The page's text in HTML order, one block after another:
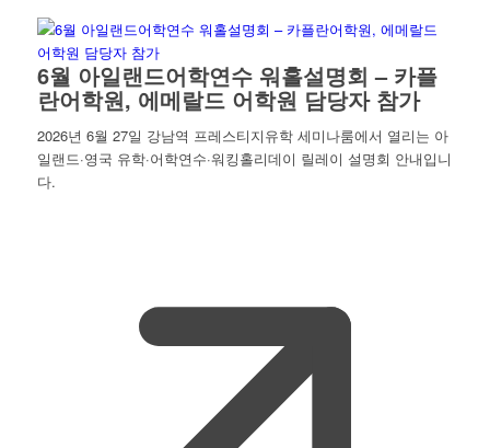
6월 아일랜드어학연수 워홀설명회 – 카플
란어학원, 에메랄드 어학원 담당자 참가
2026년 6월 27일 강남역 프레스티지유학 세미나룸에서 열리는 아
일랜드·영국 유학·어학연수·워킹홀리데이 릴레이 설명회 안내입니
다.